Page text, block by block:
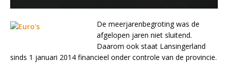
De meerjarenbegroting was de
afgelopen jaren niet sluitend.
Daarom ook staat Lansingerland
sinds 1 januari 2014 financieel onder controle van de provincie.